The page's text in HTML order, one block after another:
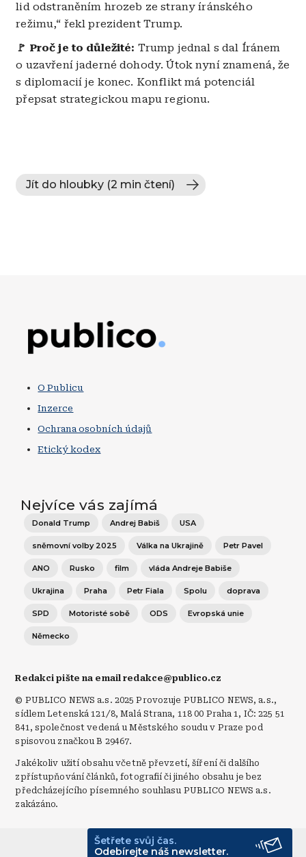
lid odstraněním hrozeb ze strany íránského
režimu,“ řekl prezident Trump.
🚩 Proč je to důležité: Trump jednal s dal Íránem
o uzavření jaderné dohody. Útok nyní znamená, že
s diplomacií je konec. Konflikt má potenciál
přepsat strategickou mapu regionu.
Jít do hloubky (2 min čtení)
O Publicu
Inzerce
Ochrana osobních údajů
Etický kodex
Nejvíce vás zajímá
Donald Trump Andrej Babiš USA
sněmovní volby 2025 Válka na Ukrajině Petr Pavel
ANO Rusko film vláda Andreje Babiše
Ukrajina Praha Petr Fiala Spolu doprava
SPD Motoristé sobě ODS Evropská unie
Německo
Redakci pište na email redakce@publico.cz
© PUBLICO NEWS a.s. 2025 Provozuje PUBLICO NEWS, a.s.,
sídlem Letenská 121/8, Malá Strana, 118 00 Praha 1, IČ: 225 51
841, společnost vedená u Městského soudu v Praze pod
spisovou značkou B 29467.
Jakékoliv užití obsahu včetně převzetí, šíření či dalšího
zpřístupňování článků, fotografií či jiného obsahu je bez
předcházejícího písemného souhlasu PUBLICO NEWS a.s.
zakázáno.
Šetřete svůj čas.
Odebírejte náš newsletter.
© Publico 2026